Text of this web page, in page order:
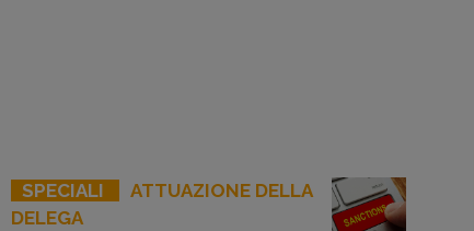
SPECIALI
ATTUAZIONE DELLA
DELEGA